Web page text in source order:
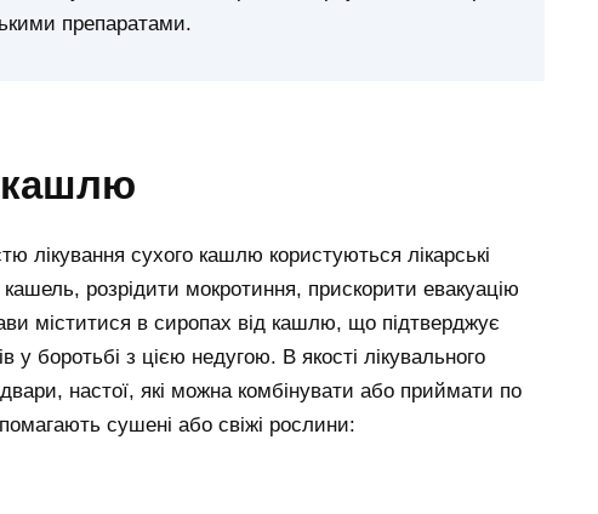
препаратами.
кашлю
лікування сухого кашлю користуються лікарські
розрідити мокротиння, прискорити евакуацію
міститися в сиропах від кашлю, що підтверджує
у боротьбі з цією недугою. В якості лікувального
настої, які можна комбінувати або приймати по
сушені або свіжі рослини: